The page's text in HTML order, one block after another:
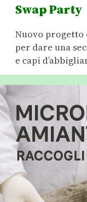
Swap Party
Nuovo progetto
per dare una
e capi